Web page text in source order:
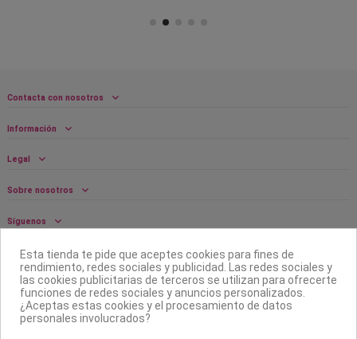
Contacta con nosotros
Información
Legal
Sobre nosotros
Síguenos
Boletín
Esta tienda te pide que aceptes cookies para fines de
rendimiento, redes sociales y publicidad. Las redes sociales y
las cookies publicitarias de terceros se utilizan para ofrecerte
funciones de redes sociales y anuncios personalizados.
¿Aceptas estas cookies y el procesamiento de datos
personales involucrados?